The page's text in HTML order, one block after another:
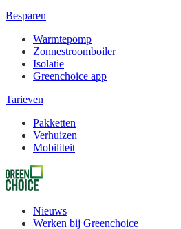
Besparen
Warmtepomp
Zonnestroomboiler
Isolatie
Greenchoice app
Tarieven
Pakketten
Verhuizen
Mobiliteit
Nieuws
Werken bij Greenchoice